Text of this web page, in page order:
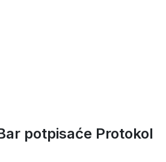
potpisaće Protokol